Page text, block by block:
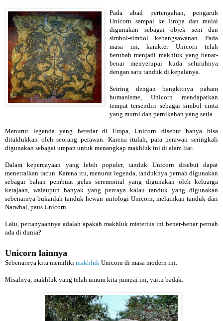
Pada abad pertengahan, pengaruh
Unicorn sampai ke Eropa dan mulai
digunakan sebagai objek seni dan
simbol-simbol kebangsawanan. Pada
masa ini, karakter Unicorn telah
berubah menjadi makhluk yang benar-
benar menyerupai kuda seluruhnya
dengan satu tanduk di kepalanya.
Seiring dengan bangkitnya paham
humanisme, Unicorn mendapatkan
tempat tersendiri sebagai simbol cinta
yang murni dan pernikahan yang setia.
Menurut legenda yang beredar di Eropa, Unicorn disebut hanya bisa
ditaklukkan oleh seorang perawan. Karena itulah, para perawan seringkali
digunakan sebagai umpan untuk menangkap makhluk ini di alam liar.
Dalam kepercayaan yang lebih populer, tanduk Unicorn disebut dapat
menetralkan racun. Karena itu, menurut legenda, tanduknya pernah digunakan
sebagai bahan pembuat gelas seremonial yang digunakan oleh keluarga
kerajaan, walaupun banyak yang percaya kalau tanduk yang digunakan
sebenarnya bukanlah tanduk hewan mitologi Unicorn, melainkan tanduk dari
Narwhal, paus Unicorn.
Lalu, pertanyaannya adalah apakah makhluk misterius ini benar-benar pernah
ada di dunia?
Unicorn lainnya
Sebenarnya kita memiliki makhluk Unicorn di masa modern ini.
Misalnya, makhluk yang telah umum kita jumpai ini, yaitu badak.